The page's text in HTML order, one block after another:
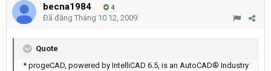
becna1984 4
Đã đăng Tháng 10 12, 2009
Quote
* progeCAD, powered by IntelliCAD 6.5, is an AutoCAD® Industry